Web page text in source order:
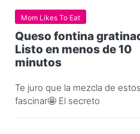
Mom Likes To Eat
Queso fontina
Listo en menos de 10
minutos
Te juro que la mezcla de
fascinar🤩 El secreto